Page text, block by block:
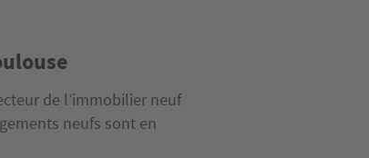
de l’immobilier neuf
neufs sont en